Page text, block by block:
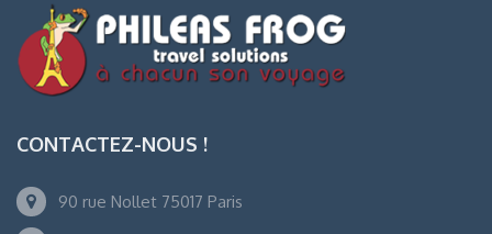
CONTACTEZ-NOUS !
90 rue Nollet 75017 Paris